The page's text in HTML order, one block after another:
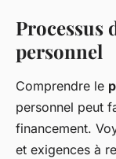
Processus
personnel
Comprendre le
personnel peut
financement.
et exigences à